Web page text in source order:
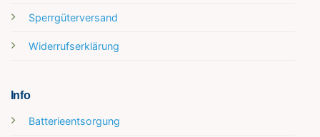
Sperrgüterversand
Widerrufserklärung
Info
Batterieentsorgung